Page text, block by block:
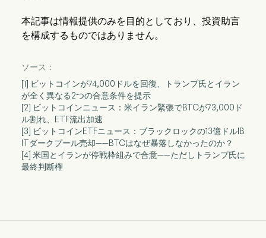
本記事は情報提供のみを目的としており、投資助言
を構成するものではありません。
ソース：
[1] ビットコインが74,000ドルを回復、トランプ氏とイラン
が全く異なる2つの合意条件を提示
[2] ビットコインニュース：米イラン緊張でBTCが73,000ド
ル割れ、ETF流出加速
[3] ビットコインETFニュース：ブラックロックの13億ドルIB
ITダークプール売却——BTCはなぜ暴落しなかったのか？
[4] 米国とイランが停戦枠組みで合意——ただしトランプ氏に
最終判断権